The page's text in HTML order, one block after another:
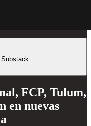
Substack
FCP, Tulum,
en nuevas